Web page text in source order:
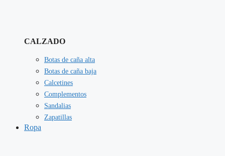
CALZADO
Botas de caña alta
Botas de caña baja
Calcetines
Complementos
Sandalias
Zapatillas
Ropa